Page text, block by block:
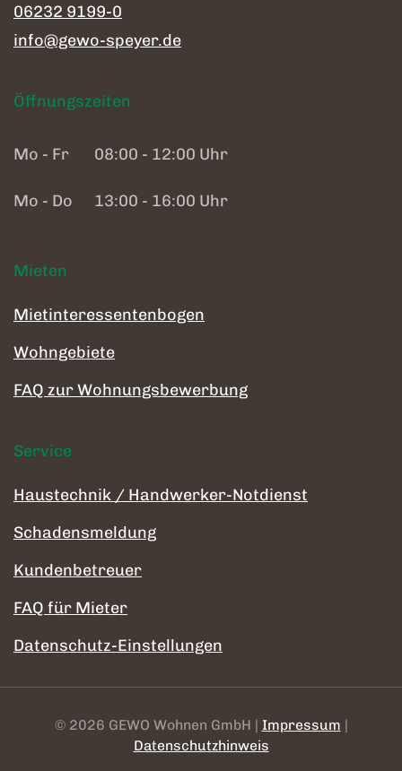
06232 9199-0
info@gewo-speyer.de
Öffnungszeiten
Mo - Fr 08:00 - 12:00 Uhr
Mo - Do 13:00 - 16:00 Uhr
Mieten
Mietinteressentenbogen
Wohngebiete
FAQ zur Wohnungsbewerbung
Service
Haustechnik / Handwerker-Notdienst
Schadensmeldung
Kundenbetreuer
FAQ für Mieter
Datenschutz-Einstellungen
© 2026 GEWO Wohnen GmbH | Impressum |
Datenschutzhinweis